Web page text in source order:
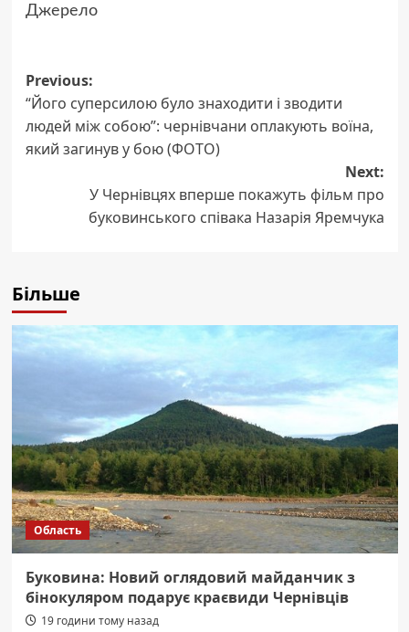
Джерело
Post
navigation
Previous:
“Його суперсилою було знаходити і зводити
людей між собою”: чернівчани оплакують воїна,
який загинув у бою (ФОТО)
Next:
У Чернівцях вперше покажуть фільм про
буковинського співака Назарія Яремчука
Більше
Область
Буковина: Новий оглядовий майданчик з
бінокуляром подарує краєвиди Чернівців
19 години тому назад